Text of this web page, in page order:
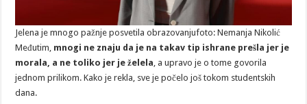
Jelena je mnogo pažnje posvetila obrazovanjufoto: Nemanja Nikolić
Međutim, mnogi ne znaju da je na takav tip ishrane prešla jer je
morala, a ne toliko jer je želela, a upravo je o tome govorila
jednom prilikom. Kako je rekla, sve je počelo još tokom studentskih
dana.